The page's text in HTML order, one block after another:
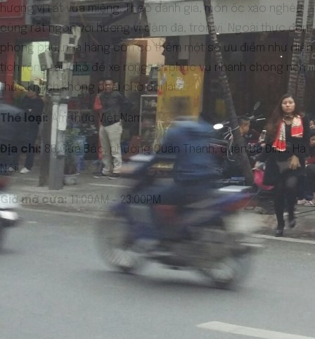
hương vị rất vừa miệng. Theo đánh giá, món ốc xào nghêu
cũng rất ngon với hương vị đậm đà, tròn vị. Ngoài thực đơn
phong phú, nhà hàng còn có thêm một số ưu điểm như diện
tích rộng rãi, chỗ để xe rộng rãi, phục vụ nhanh chóng nên
thực khách không phải chờ đợi lâu.
Thể loại: Ẩm thực Việt Nam
Địa chỉ: 88 Cửa Bắc, phường Quán Thánh, quận Ba Đình, Hà
Nội
Giờ mở cửa:11:00AM - 23:00PM